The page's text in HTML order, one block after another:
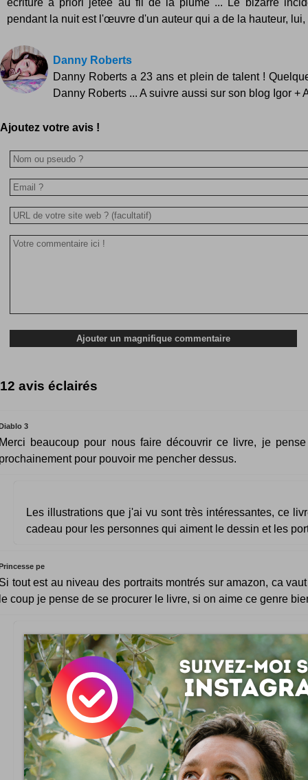
pendant la nuit est l'œuvre d'un auteur qui a de la hauteur, lui,
Danny Roberts
Danny Roberts a 23 ans et plein de talent !
Danny Roberts ... A suivre aussi sur son blog Igor +
Ajoutez votre avis !
12 avis éclairés
3
beaucoup pour nous faire découvrir ce livre, je pense
pour pouvoir me pencher dessus.
Les illustrations que j'ai vu sont très intéressantes, ce
cadeau pour les personnes qui aiment le dessin et les
pe
tout est au niveau des portraits montrés sur amazon, ca
coup je pense de se procurer le livre, si on aime ce genre
Bonjour
Je voulais vous faire comprendre que c'est dans mes
net que je suis tombé sur votre adresse mail. Je
CHRISTEL HEGEN de nationalité Française résident à
mariée à Mr PEDESSAC ROGER de nationalité
consultant en république du Bénin pendant 9 ans
accident de circulation. J'envisage de faire une
mon mari car je suis malade et mon docteur m’a dit que